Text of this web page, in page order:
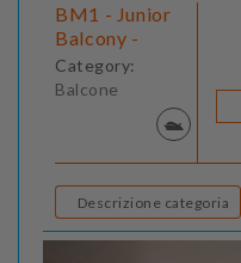
BM1 - Junior
Balcony -
Category:
Balcone
Descrizione categoria